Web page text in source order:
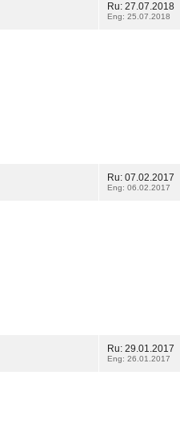
Ru: 27.07.2018
Eng: 25.07.2018
Ru: 07.02.2017
Eng: 06.02.2017
Ru: 29.01.2017
Eng: 26.01.2017